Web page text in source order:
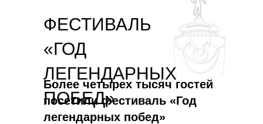
Более четырех тысяч гостей
посетили фестиваль «Год
легендарных побед»
ФЕСТИВАЛЬ
«ГОД
ЛЕГЕНДАРНЫХ
ПОБЕД»